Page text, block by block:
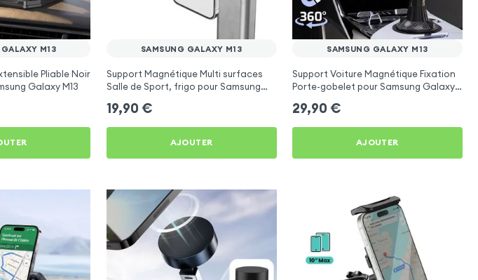
M13
Pliable Noir
Galaxy M13
SAMSUNG GALAXY M13
Support Magnétique Multi surfaces
Salle de Sport, frigo pour Samsung
19,90 €
AJOUTER
SAMSUNG GALAXY M13
Support Voiture Magnétique Fixation
Porte-gobelet pour Samsung Galaxy
29,90 €
AJOUTER